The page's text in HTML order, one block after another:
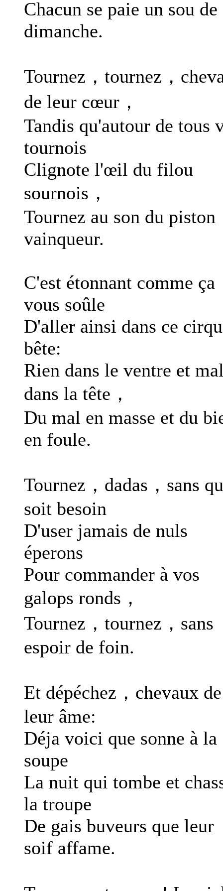
Chacun se paie un sou de
dimanche.
Tournez，tournez，
de leur cœur，
Tandis qu'autour de tous
tournois
Clignote l'œil du filou
sournois，
Tournez au son du piston
vainqueur.
C'est étonnant comme ça
vous soûle
D'aller ainsi dans ce
bête:
Rien dans le ventre et
dans la tête，
Du mal en masse et du
en foule.
Tournez，dadas，sans
soit besoin
D'user jamais de nuls
éperons
Pour commander à vos
galops ronds，
Tournez，tournez，sans
espoir de foin.
Et dépéchez，chevaux de
leur âme:
Déja voici que sonne à la
soupe
La nuit qui tombe et
la troupe
De gais buveurs que leur
soif affame.